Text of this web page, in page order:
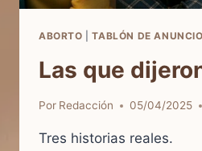
ABORTO |TABLÓN DE
Las que
Por Redacción 05/04/2025
Tres historias reales.